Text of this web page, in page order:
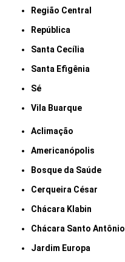
Região Central
República
Santa Cecília
Santa Efigênia
Sé
Vila Buarque
Aclimação
Americanópolis
Bosque da Saúde
Cerqueira César
Chácara Klabin
Chácara Santo Antônio
Jardim Europa